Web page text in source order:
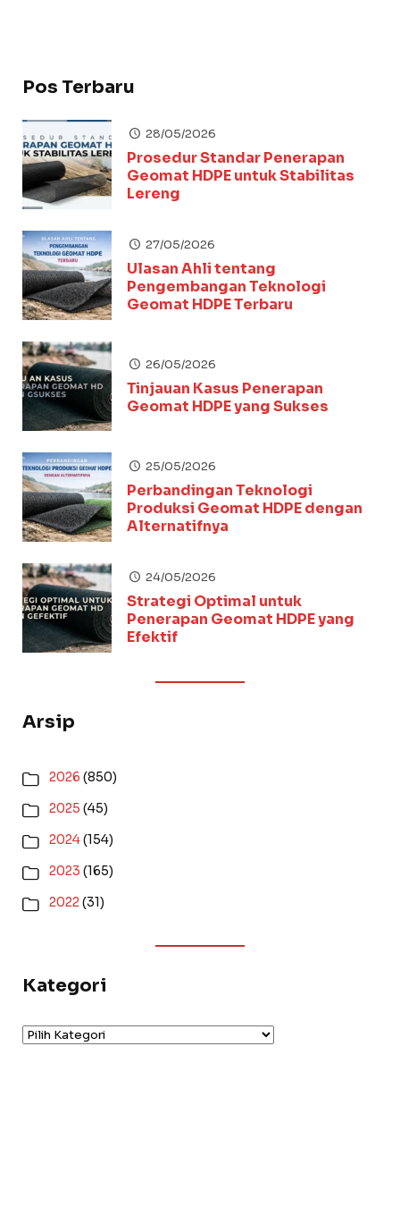
Pos Terbaru
28/05/2026
Prosedur Standar Penerapan
Geomat HDPE untuk Stabilitas
Lereng
27/05/2026
Ulasan Ahli tentang
Pengembangan Teknologi
Geomat HDPE Terbaru
26/05/2026
Tinjauan Kasus Penerapan
Geomat HDPE yang Sukses
25/05/2026
Perbandingan Teknologi
Produksi Geomat HDPE dengan
Alternatifnya
24/05/2026
Strategi Optimal untuk
Penerapan Geomat HDPE yang
Efektif
Arsip
2026 (850)
2025 (45)
2024(154)
2023 (165)
2022(31)
Kategori
Kategori